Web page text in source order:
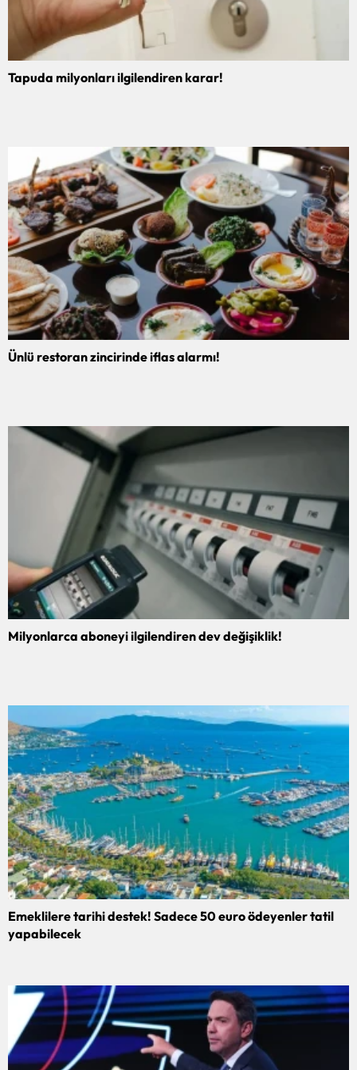
Tapuda milyonları ilgilendiren karar!
Ünlü restoran zincirinde iflas alarmı!
Milyonlarca aboneyi ilgilendiren dev değişiklik!
Emeklilere tarihi destek! Sadece 50 euro ödeyenler tatil
yapabilecek